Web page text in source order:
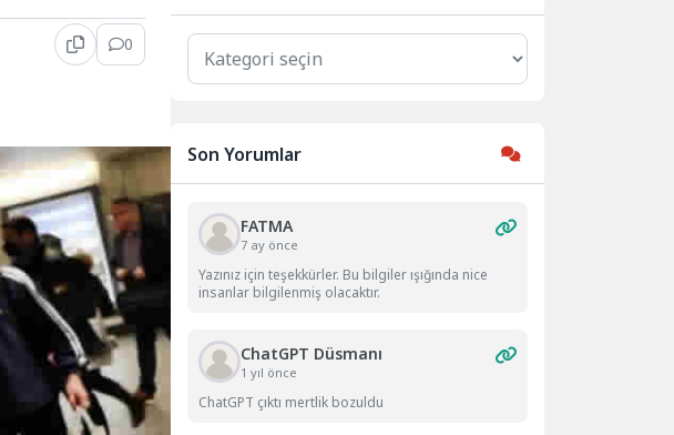
0 Kategoriler
Son Yorumlar
FATMA
7 ay önce
Yazınız için teşekkürler. Bu bilgiler ışığında nice
insanlar bilgilenmiş olacaktır.
ChatGPT Düsmanı
1 yıl önce
ChatGPT çıktı mertlik bozuldu